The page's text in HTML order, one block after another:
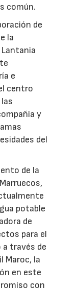
común.
de
la
e
centro
y
del
de la
potable
de
para el
a través de
Maroc, la
en este
con